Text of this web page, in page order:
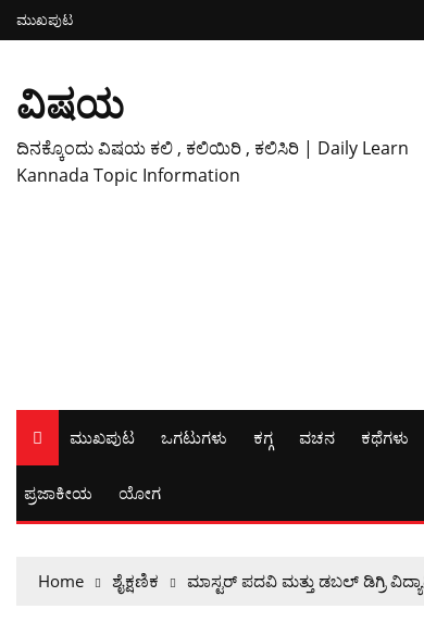
ಮುಖಪುಟ
ವಿಷಯ
ದಿನಕ್ಕೊಂದು ವಿಷಯ ಕಲಿ , ಕಲಿಯಿರಿ , ಕಲಿಸಿರಿ | Daily Learn
Kannada Topic Information
ಮುಖಪುಟ ಒಗಟುಗಳು ಕಗ್ಗ ವಚನ ಕಥೆಗಳು
ಪ್ರಜಾಕೀಯ ಯೋಗ
Home ಶೈಕ್ಷಣಿಕ ಮಾಸ್ಟರ್ ಪದವಿ ಮತ್ತು ಡಬಲ್ ಡಿಗ್ರಿ